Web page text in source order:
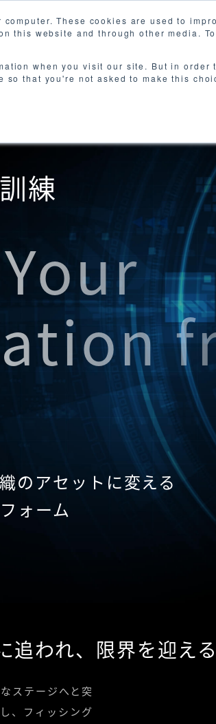
These cookies are used to
this website and through other media.
when you visit our site. But in order
so that you're not asked to make this
About us
練
のアセットに変える
ォーム
追われ、限界を迎え
ステージへと突
、フィッシング